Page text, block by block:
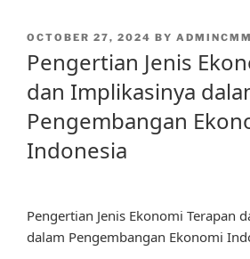
POSTED
OCTOBER 27, 2024 BY ADMINCMM
Pengertian Jenis
dan Implikasinya
Pengembangan
Indonesia
Pengertian Jenis Ekonomi Terapan
dalam Pengembangan Ekonomi